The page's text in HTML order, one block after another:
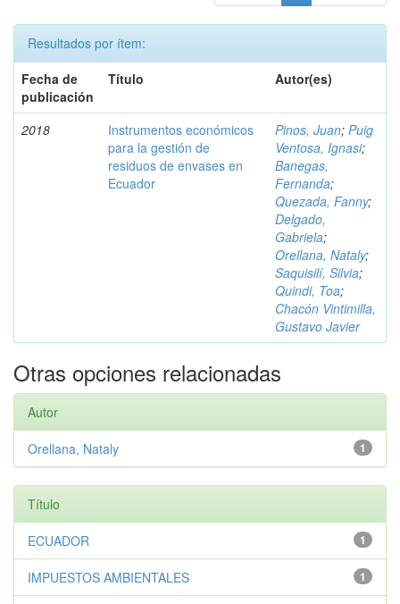
Resultados por ítem:
Fecha de
publicación
Título Autor(es)
2018
Instrumentos económicos
para la gestión de
residuos de envases en
Ecuador
Pinos, Juan; Puig
Ventosa, Ignasi;
Banegas,
Fernanda;
Quezada, Fanny;
Delgado,
Gabriela;
Orellana, Nataly;
Saquisilí, Silvia;
Quindi, Toa;
Chacón Vintimilla,
Gustavo Javier
Otras opciones relacionadas
Autor
1
Orellana, Nataly
Título
1
ECUADOR
1
IMPUESTOS AMBIENTALES